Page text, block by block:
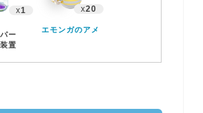
x1
ー
置
x20
エモンガのアメ